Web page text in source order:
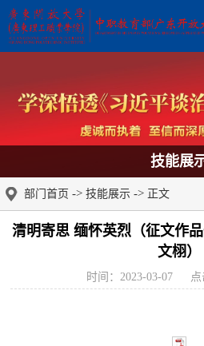
技能展
部门首页 -> 技能展示 -> 正文
清明寄思 缅怀英烈（征文作
文栩）
时间：2023-03-07 点